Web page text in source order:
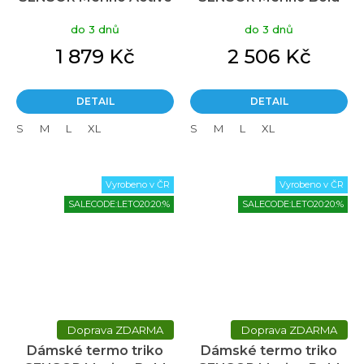
do 3 dnů
1 879 Kč
DETAIL
S M L XL
do 3 dnů
2 506 Kč
DETAIL
S M L XL
Vyrobeno v ČR
SALECODE:LETO20:20:%
ZDARMA
Dámské termo triko
Vyrobeno v ČR
SALECODE:LETO20:20:%
ZDARMA
Dámské termo triko